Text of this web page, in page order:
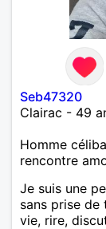
Seb47320
Clairac - 49
Homme
rencontre
Je suis une
sans prise de
vie, rire,